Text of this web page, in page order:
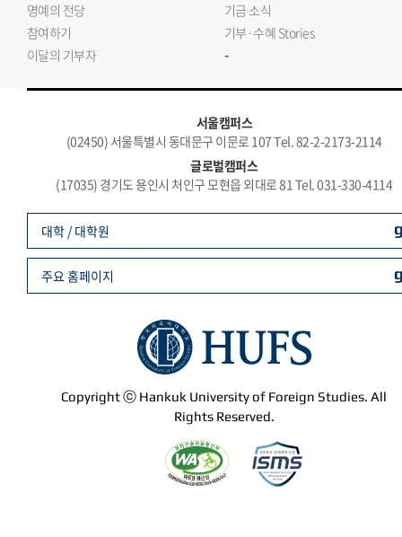
명예의 전당
기금 소식
참여하기
기부·수혜 Stories
이달의 기부자
-
서울캠퍼스
(02450) 서울특별시 동대문구 이문로 107 Tel. 82-2-2173-2114
글로벌캠퍼스
(17035) 경기도 용인시 처인구 모현읍 외대로 81 Tel. 031-330-4114
Copyright ⓒ Hankuk University of Foreign Studies. All
Rights Reserved.
대학 / 대학원
주요 홈페이지